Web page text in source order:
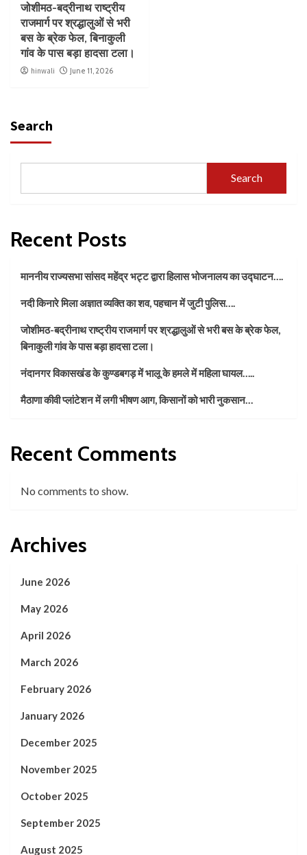
जोशीमठ-बद्रीनाथ राष्ट्रीय
राजमार्ग पर श्रद्धालुओं से भरी
बस के ब्रेक फेल, बिनाकुली
गांव के पास बड़ा हादसा टला।
hinwali June 11, 2026
Search
Search
Recent Posts
माननीय राज्यसभा सांसद महेंद्र भट्ट द्वारा हिलास भोजनालय का उद्घाटन….
नदी किनारे मिला अज्ञात व्यक्ति का शव, पहचान में जुटी पुलिस….
जोशीमठ-बद्रीनाथ राष्ट्रीय राजमार्ग पर श्रद्धालुओं से भरी बस के ब्रेक फेल,
बिनाकुली गांव के पास बड़ा हादसा टला।
नंदानगर विकासखंड के कुण्डबगड़ में भालू के हमले में महिला घायल…..
मैठाणा कीवी प्लांटेशन में लगी भीषण आग, किसानों को भारी नुकसान…
Recent Comments
No comments to show.
Archives
June 2026
May 2026
April 2026
March 2026
February 2026
January 2026
December 2025
November 2025
October 2025
September 2025
August 2025